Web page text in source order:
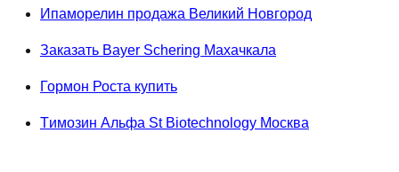
Ипаморелин продажа Великий Новгород
Заказать Bayer Schering Махачкала
Гормон Роста купить
Tимозин Альфа St Biotechnology Москва